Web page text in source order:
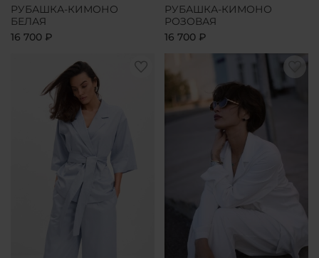
РУБАШКА-КИМОНО
БЕЛАЯ
16 700 ₽
РУБАШКА-КИМОНО
РОЗОВАЯ
16 700 ₽